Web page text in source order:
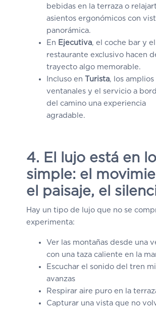
bebidas en la terraza o
asientos ergonómicos con
panorámica.
En Ejecutiva, el coche bar y el
restaurante exclusivo hacen
trayecto algo memorable.
Incluso en
Turista, los amplios
ventanales y el servicio a
del camino una experiencia
agradable.
4. El lujo está en lo
simple: el
el paisaje, el
Hay un tipo de lujo que no se
experimenta:
Ver las montañas desde una
con una taza caliente en la
Escuchar el sonido del tren
avanzas
Respirar aire puro en la
Capturar una vista que no